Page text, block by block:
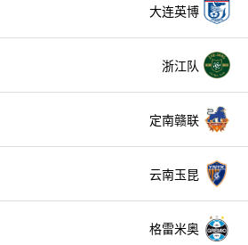
大连英博
浙江队
定南赣联
云南玉昆
格雷米奥